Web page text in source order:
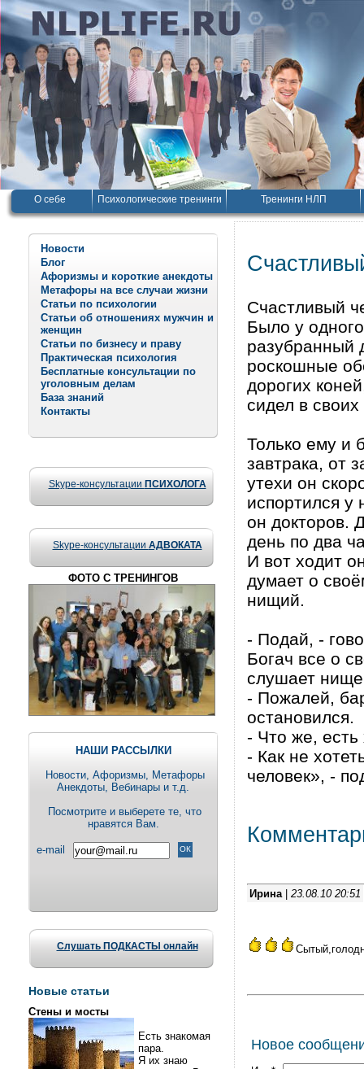
О себе Психологические тренинги Тренинги НЛП
Новости
Блог
Афоризмы и короткие анекдоты
Метафоры на все случаи жизни
Статьи по психологии
Статьи об отношениях мужчин и
женщин
Статьи по бизнесу и праву
Практическая психология
Бесплатные консультации по
уголовным делам
База знаний
Контакты
Skype-консультации ПСИХОЛОГА
Skype-консультации АДВОКАТА
ФОТО С ТРЕНИНГОВ
НАШИ РАССЫЛКИ
Новости, Aфоризмы, Метафоры
Анекдоты, Вебинары и т.д.
Посмотрите и выберете те, что
нравятся Вам.
e-mail
Слушать ПОДКАСТЫ онлайн
Новые статьи
Стены и мосты
Есть знакомая
пара.
Я их знаю
Счастливый
Было у
разубранный
роскошные
дорогих
сидел в
Только ему и
завтрака, от
утехи он
испортился у
он докторов.
день по два
И вот ходит
думает о
нищий.
- Подай, -
Богач все о
слушает
- Пожалей,
остановился.
- Что же, есть
- Как не
человек», -
Ирина 23.08.10 20:51
Новое